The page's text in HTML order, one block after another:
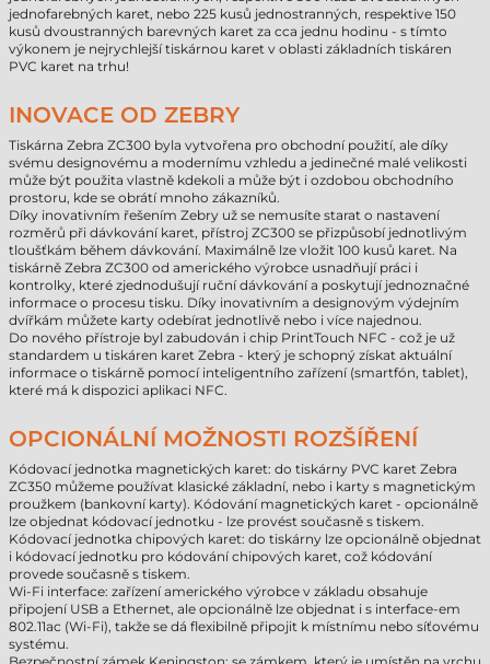
jednofarebných karet, nebo 225 kusů jednostranných, respektive 150
kusů dvoustranných barevných karet za cca jednu hodinu - s tímto
výkonem je nejrychlejší tiskárnou karet v oblasti základních tiskáren
PVC karet na trhu!
INOVACE OD ZEBRY
Tiskárna Zebra ZC300 byla vytvořena pro obchodní použití, ale díky
svému designovému a modernímu vzhledu a jedinečné malé velikosti
může být použita vlastně kdekoli a může být i ozdobou obchodního
prostoru, kde se obrátí mnoho zákazníků.
Díky inovativním řešením Zebry už se nemusíte starat o nastavení
rozměrů při dávkování karet, přístroj ZC300 se přizpůsobí jednotlivým
tloušťkám během dávkování. Maximálně lze vložit 100 kusů karet. Na
tiskárně Zebra ZC300 od amerického výrobce usnadňují práci i
kontrolky, které zjednodušují ruční dávkování a poskytují jednoznačné
informace o procesu tisku. Díky inovativním a designovým výdejním
dvířkám můžete karty odebírat jednotlivě nebo i více najednou.
Do nového přístroje byl zabudován i chip PrintTouch NFC - což je už
standardem u tiskáren karet Zebra - který je schopný získat aktuální
informace o tiskárně pomocí inteligentního zařízení (smartfón, tablet),
které má k dispozici aplikaci NFC.
OPCIONÁLNÍ MOŽNOSTI ROZŠÍŘENÍ
Kódovací jednotka magnetických karet: do tiskárny PVC karet Zebra
ZC350 můžeme používat klasické základní, nebo i karty s magnetickým
proužkem (bankovní karty). Kódování magnetických karet - opcionálně
lze objednat kódovací jednotku - lze provést současně s tiskem.
Kódovací jednotka chipových karet: do tiskárny lze opcionálně objednat
i kódovací jednotku pro kódování chipových karet, což kódování
provede současně s tiskem.
Wi-Fi interface: zařízení amerického výrobce v základu obsahuje
připojení USB a Ethernet, ale opcionálně lze objednat i s interface-em
802.11ac (Wi-Fi), takže se dá flexibilně připojit k místnímu nebo síťovému
systému.